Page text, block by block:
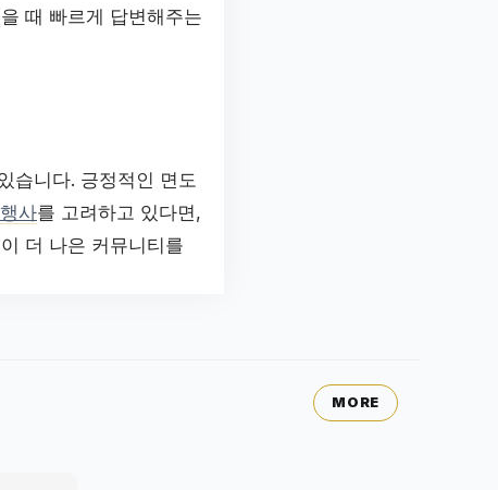
때 빠르게 답변해주는
습니다. 긍정적인 면도
사를 고려하고 있다면,
더 나은 커뮤니티를
MORE